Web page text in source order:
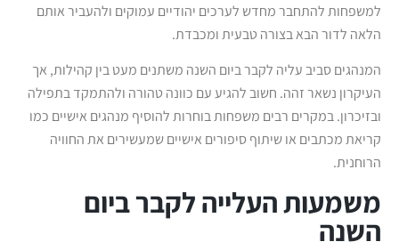
למשפחות להתחבר מחדש לערכים יהודיים עמוקים ולהעביר אותם
הלאה לדור הבא בצורה טבעית ומכבדת.
המנהגים סביב עליה לקבר ביום השנה משתנים מעט בין קהילות, אך
העיקרון נשאר זהה. חשוב להגיע עם כוונה טהורה ולהתמקד בתפילה
ובזיכרון. במקרים רבים משפחות בוחרות להוסיף מנהגים אישיים כמו
קריאת מכתבים או שיתוף סיפורים אישיים שמעשירים את החוויה
הרוחנית.
משמעות העלייה לקבר ביום
השנה